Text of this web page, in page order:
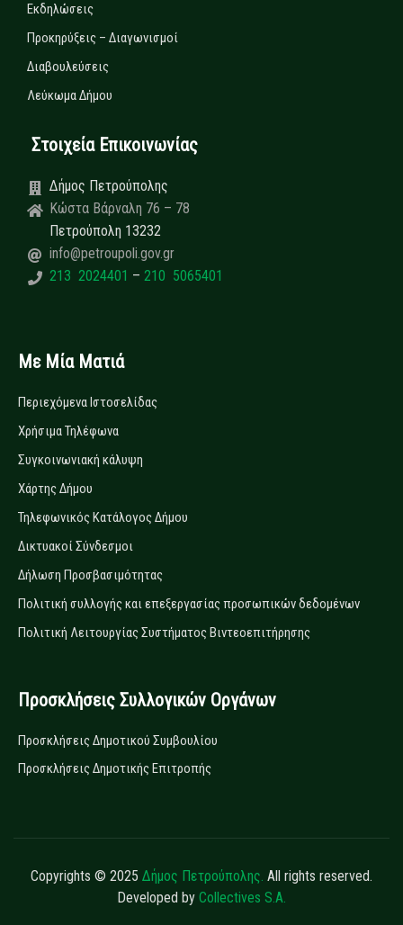
Εκδηλώσεις
Προκηρύξεις – Διαγωνισμοί
Διαβουλεύσεις
Λεύκωμα Δήμου
Στοιχεία Επικοινωνίας
Δήμος Πετρούπολης
Κώστα Βάρναλη 76 – 78
Πετρούπολη 13232
info@petroupoli.gov.gr
213 2024401 – 210 5065401
Με Μία Ματιά
Περιεχόμενα Ιστοσελίδας
Χρήσιμα Τηλέφωνα
Συγκοινωνιακή κάλυψη
Χάρτης Δήμου
Τηλεφωνικός Κατάλογος Δήμου
Δικτυακοί Σύνδεσμοι
Δήλωση Προσβασιμότητας
Πολιτική συλλογής και επεξεργασίας προσωπικών δεδομένων
Πολιτική Λειτουργίας Συστήματος Βιντεοεπιτήρησης
Προσκλήσεις Συλλογικών Οργάνων
Προσκλήσεις Δημοτικού Συμβουλίου
Προσκλήσεις Δημοτικής Επιτροπής
Copyrights © 2025 Δήμος Πετρούπολης. All rights reserved.
Developed by Collectives S.A.